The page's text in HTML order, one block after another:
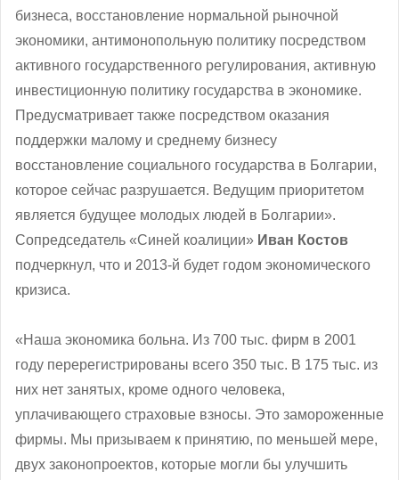
бизнеса, восстановление нормальной рыночной
экономики, антимонопольную политику посредством
активного государственного регулирования, активную
инвестиционную политику государства в экономике.
Предусматривает также посредством оказания
поддержки малому и среднему бизнесу
восстановление социального государства в Болгарии,
которое сейчас разрушается. Ведущим приоритетом
является будущее молодых людей в Болгарии».
Сопредседатель «Синей коалиции» Иван Костов
подчеркнул, что и 2013-й будет годом экономического
кризиса.
«Наша экономика больна. Из 700 тыс. фирм в 2001
году перерегистрированы всего 350 тыс. В 175 тыс. из
них нет занятых, кроме одного человека,
уплачивающего страховые взносы. Это замороженные
фирмы. Мы призываем к принятию, по меньшей мере,
двух законопроектов, которые могли бы улучшить